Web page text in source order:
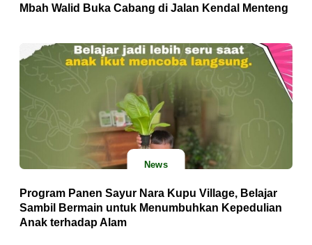
Mbah Walid Buka Cabang di Jalan Kendal Menteng
News
Program Panen Sayur Nara Kupu Village, Belajar
Sambil Bermain untuk Menumbuhkan Kepedulian
Anak terhadap Alam